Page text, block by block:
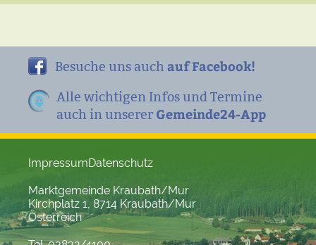
Besuche uns auch auf Facebook!
Alle wichtigen Infos und Termine
auch in unserer Gemeinde24-App
ImpressumDatenschutz
Marktgemeinde Kraubath/Mur
Kirchplatz 1, 8714 Kraubath/Mur
Österreich